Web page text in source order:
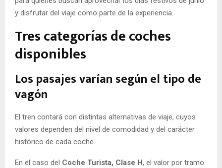
y disfrutar del viaje como parte de la experiencia.
Tres categorías de coches
disponibles
Los pasajes varían según el tipo de
vagón
El tren contará con distintas alternativas de viaje, cuyos
valores dependen del nivel de comodidad y del carácter
histórico de cada coche.
En el caso del Coche Turista, Clase H, el valor por tramo